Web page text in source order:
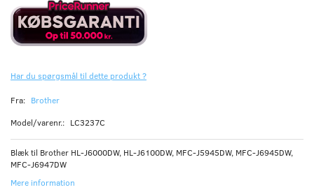
Har du spørgsmål til dette produkt ?
Fra: Brother
Model/varenr.: LC3237C
Blæk til Brother HL-J6000DW, HL-J6100DW, MFC-J5945DW, MFC-J6945DW,
MFC-J6947DW
Mere information